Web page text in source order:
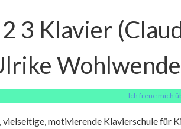
3 Klavier
Ich freue mich
vielseitige, motivierende Klavierschule für